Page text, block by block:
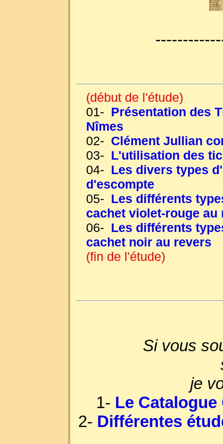
(début de l'étude)
01- Présentation des
Nîmes
02- Clément Jullian
03- L'utilisation des
04- Les divers types
d'escompte
05- Les différents
cachet violet-rouge au
06- Les différents
cachet noir au revers
(fin de l'étude)
Si vous
je
1- Le
2- Différentes